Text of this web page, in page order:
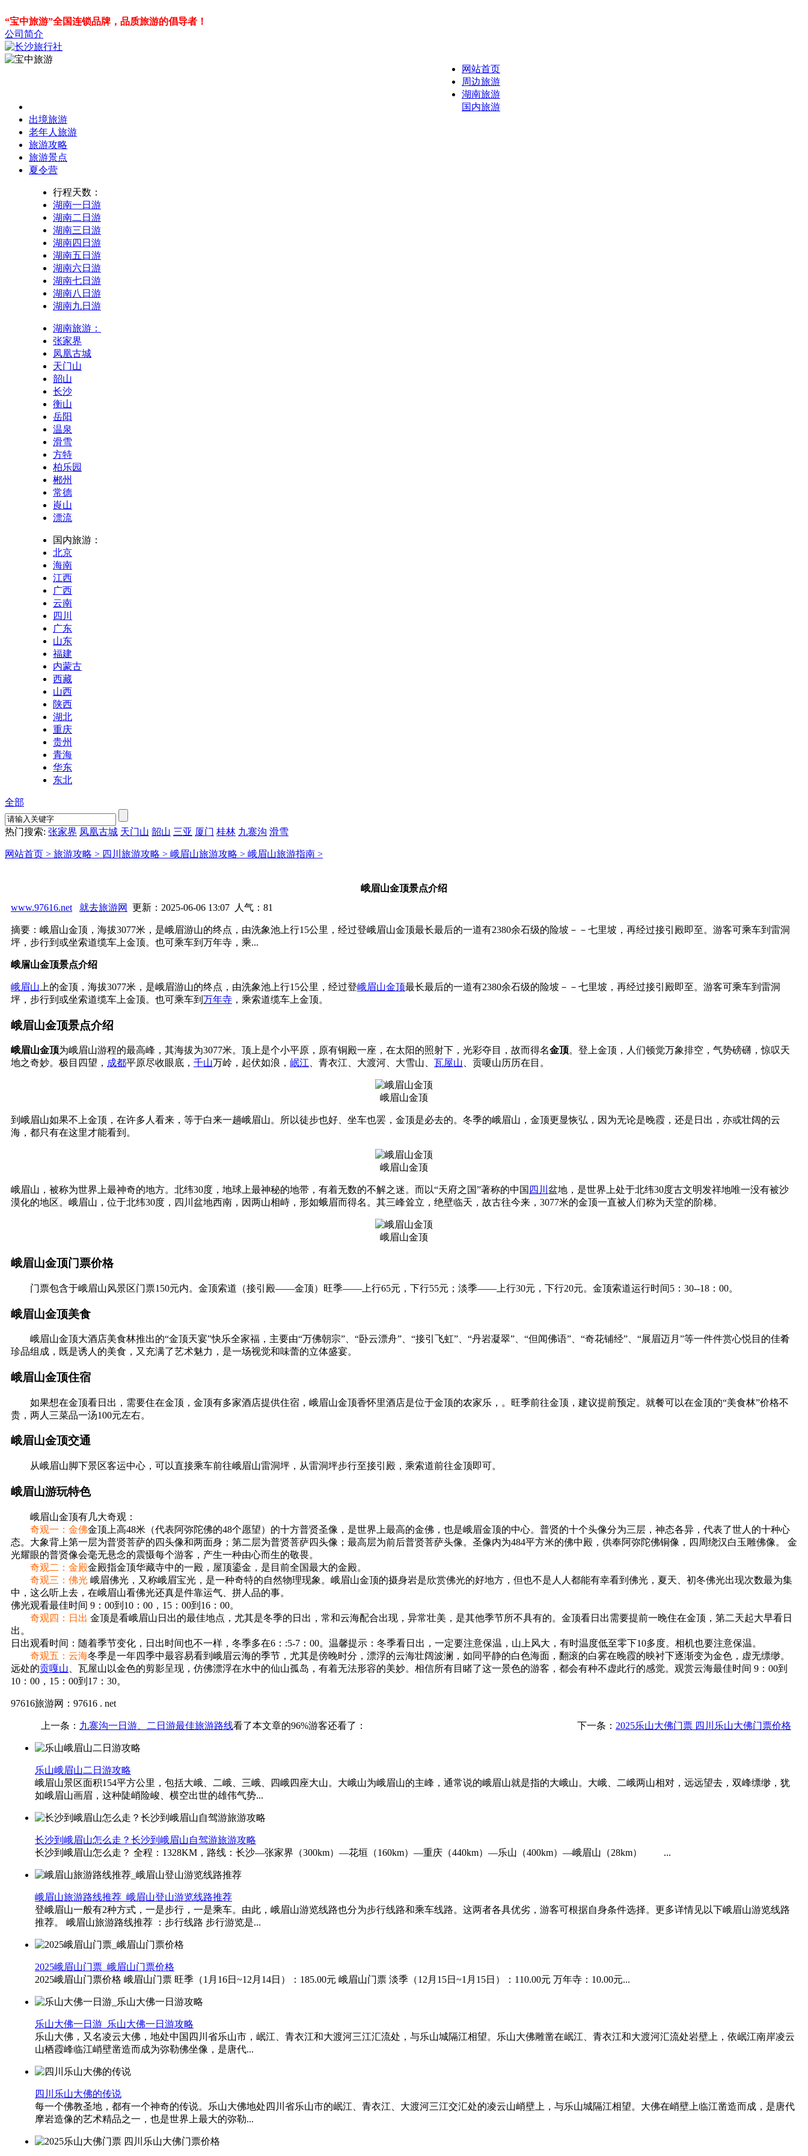
“宝中旅游”全国连锁品牌，品质旅游的倡导者！
公司简介
网站首页
周边旅游
湖南旅游
国内旅游
出境旅游
老年人旅游
旅游攻略
旅游景点
夏令营
行程天数：
湖南一日游
湖南二日游
湖南三日游
湖南四日游
湖南五日游
湖南六日游
湖南七日游
湖南八日游
湖南九日游
湖南旅游：
张家界
凤凰古城
天门山
韶山
长沙
衡山
岳阳
温泉
滑雪
方特
柏乐园
郴州
常德
崀山
漂流
国内旅游：
北京
海南
江西
广西
云南
四川
广东
山东
福建
内蒙古
西藏
山西
陕西
湖北
重庆
贵州
青海
华东
东北
全部
热门搜索: 张家界 凤凰古城 天门山 韶山 三亚 厦门 桂林 九寨沟 滑雪
网站首页 > 旅游攻略 > 四川旅游攻略 > 峨眉山旅游攻略 > 峨眉山旅游指南 >
峨眉山金顶景点介绍
www.97616.net
就去旅游网 更新：2025-06-06 13:07 人气： 81
摘要：峨眉山金顶，海拔3077米，是峨眉游山的终点，由洗象池上行15公里，经过登峨眉山金顶最长最后的一道有2380余石级的险坡－－七里坡，再经过接引殿即至。游客可乘车到雷洞
坪，步行到或坐索道缆车上金顶。也可乘车到万年寺，乘...
峨眉山金顶景点介绍
峨眉山 上的金顶，海拔3077米，是峨眉游山的终点，由洗象池上行15公里，经过登峨眉山金顶最长最后的一道有2380余石级的险坡－－七里坡，再经过接引殿即至。游客可乘车到雷洞
坪，步行到或坐索道缆车上金顶。也可乘车到 万年寺 ，乘索道缆车上金顶。
峨眉山金顶景点介绍
峨眉山金顶为峨眉山游程的最高峰，其海拔为3077米。顶上是个小平原，原有铜殿一座，在太阳的照射下，光彩夺目，故而得名金顶。登上金顶，人们顿觉万象排空，气势磅礴，惊叹天
地之奇妙。极目四望， 成都平原尽收眼底， 千山万岭，起伏如浪， 岷江 、青衣江、大渡河、大雪山、 瓦屋山 、贡嗄山历历在目。
峨眉山金顶
到峨眉山如果不上金顶，在许多人看来，等于白来一趟峨眉山。所以徒步也好、坐车也罢，金顶是必去的。冬季的峨眉山，金顶更显恢弘，因为无论是晚霞，还是日出，亦或壮阔的云
海，都只有在这里才能看到。
峨眉山金顶
峨眉山，被称为世界上最神奇的地方。北纬30度，地球上最神秘的地带，有着无数的不解之迷。而以“天府之国”著称的中国 四川 盆地，是世界上处于北纬30度古文明发祥地唯一没有被沙
漠化的地区。峨眉山，位于北纬30度，四川盆地西南，因两山相峙，形如蛾眉而得名。其三峰耸立，绝壁临天，故古往今来，3077米的金顶一直被人们称为天堂的阶梯。
峨眉山金顶
峨眉山金顶门票价格
门票包含于峨眉山风景区门票150元内。金顶索道（接引殿——金顶）旺季——上行65元，下行55元；淡季——上行30元，下行20元。金顶索道运行时间5：30--18：00。
峨眉山金顶美食
峨眉山金顶大酒店美食林推出的“金顶天宴”快乐全家福，主要由“万佛朝宗”、“卧云漂舟”、“接引飞虹”、“丹岩凝翠”、“但闻佛语”、“奇花铺经”、“展眉迈月”等一件件赏心悦目的佳肴
珍品组成，既是诱人的美食，又充满了艺术魅力，是一场视觉和味蕾的立体盛宴。
峨眉山金顶住宿
如果想在金顶看日出，需要住在金顶，金顶有多家酒店提供住宿，峨眉山金顶香怀里酒店是位于金顶的农家乐，。旺季前往金顶，建议提前预定。就餐可以在金顶的“美食林”价格不
贵，两人三菜品一汤100元左右。
峨眉山金顶交通
从峨眉山脚下景区客运中心，可以直接乘车前往峨眉山雷洞坪，从雷洞坪步行至接引殿，乘索道前往金顶即可。
峨眉山游玩特色
峨眉山金顶有几大奇观：
奇观一：金佛金顶上高48米（代表阿弥陀佛的48个愿望）的十方普贤圣像，是世界上最高的金佛，也是峨眉金顶的中心。普贤的十个头像分为三层，神态各异，代表了世人的十种心
态。大象背上第一层为普贤菩萨的四头像和两面身；第二层为普贤菩萨四头像；最高层为前后普贤菩萨头像。圣像内为484平方米的佛中殿，供奉阿弥陀佛铜像，四周绕汉白玉雕佛像。 金
光耀眼的普贤像会毫无悬念的震慑每个游客，产生一种由心而生的敬畏。
奇观二：金殿金殿指金顶华藏寺中的一殿，屋顶鎏金，是目前全国最大的金殿。
奇观三：佛光 峨眉佛光，又称峨眉宝光，是一种奇特的自然物理现象。峨眉山金顶的摄身岩是欣赏佛光的好地方，但也不是人人都能有幸看到佛光，夏天、初冬佛光出现次数最为集
中，这么听上去，在峨眉山看佛光还真是件靠运气、拼人品的事。
佛光观看最佳时间 9：00到10：00，15：00到16：00。
奇观四：日出 金顶是看峨眉山日出的最佳地点，尤其是冬季的日出，常和云海配合出现，异常壮美，是其他季节所不具有的。金顶看日出需要提前一晚住在金顶，第二天起大早看日
出。
日出观看时间：随着季节变化，日出时间也不一样，冬季多在6：:5-7：00。温馨提示：冬季看日出，一定要注意保温，山上风大，有时温度低至零下10多度。相机也要注意保温。
奇观五：云海冬季是一年四季中最容易看到峨眉云海的季节，尤其是傍晚时分，漂浮的云海壮阔波澜，如同平静的白色海面，翻滚的白雾在晚霞的映衬下逐渐变为金色，虚无缥缈。
远处的贡嘎山 、瓦屋山以金色的剪影呈现，仿佛漂浮在水中的仙山孤岛，有着无法形容的美妙。相信所有目睹了这一景色的游客，都会有种不虚此行的感觉。观赏云海最佳时间 9：00到
10：00，15：00到17：30。
97616旅游网：97616 . net
上一条： 九寨沟一日游、二日游最佳旅游路线 下一条： 2025乐山大佛门票 四川乐山大佛门票价格
看了本文章的96%游客还看了：
乐山峨眉山二日游攻略
峨眉山景区面积154平方公里，包括大峨、二峨、三峨、四峨四座大山。大峨山为峨眉山的主峰，通常说的峨眉山就是指的大峨山。大峨、二峨两山相对，远远望去，双峰缥缈，犹
如峨眉山画眉，这种陡峭险峻、横空出世的雄伟气势...
长沙到峨眉山怎么走？长沙到峨眉山自驾游旅游攻略
长沙到峨眉山怎么走？ 全程：1328KM，路线：长沙—张家界（300km）—花垣（160km）—重庆（440km）—乐山（400km）—峨眉山（28km） ...
峨眉山旅游路线推荐_峨眉山登山游览线路推荐
登峨眉山一般有2种方式，一是步行，一是乘车。由此，峨眉山游览线路也分为步行线路和乘车线路。这两者各具优劣，游客可根据自身条件选择。更多详情见以下峨眉山游览线路
推荐。 峨眉山旅游路线推荐 ：步行线路 步行游览是...
2025峨眉山门票_峨眉山门票价格
2025峨眉山门票价格 峨眉山门票 旺季（1月16日~12月14日）：185.00元 峨眉山门票 淡季（12月15日~1月15日）：110.00元 万年寺：10.00元...
乐山大佛一日游_乐山大佛一日游攻略
乐山大佛，又名凌云大佛，地处中国四川省乐山市，岷江、青衣江和大渡河三江汇流处，与乐山城隔江相望。乐山大佛雕凿在岷江、青衣江和大渡河汇流处岩壁上，依岷江南岸凌云
山栖霞峰临江峭壁凿造而成为弥勒佛坐像，是唐代...
四川乐山大佛的传说
每一个佛教圣地，都有一个神奇的传说。乐山大佛地处四川省乐山市的岷江、青衣江、大渡河三江交汇处的凌云山峭壁上，与乐山城隔江相望。大佛在峭壁上临江凿造而成，是唐代
摩岩造像的艺术精品之一，也是世界上最大的弥勒...